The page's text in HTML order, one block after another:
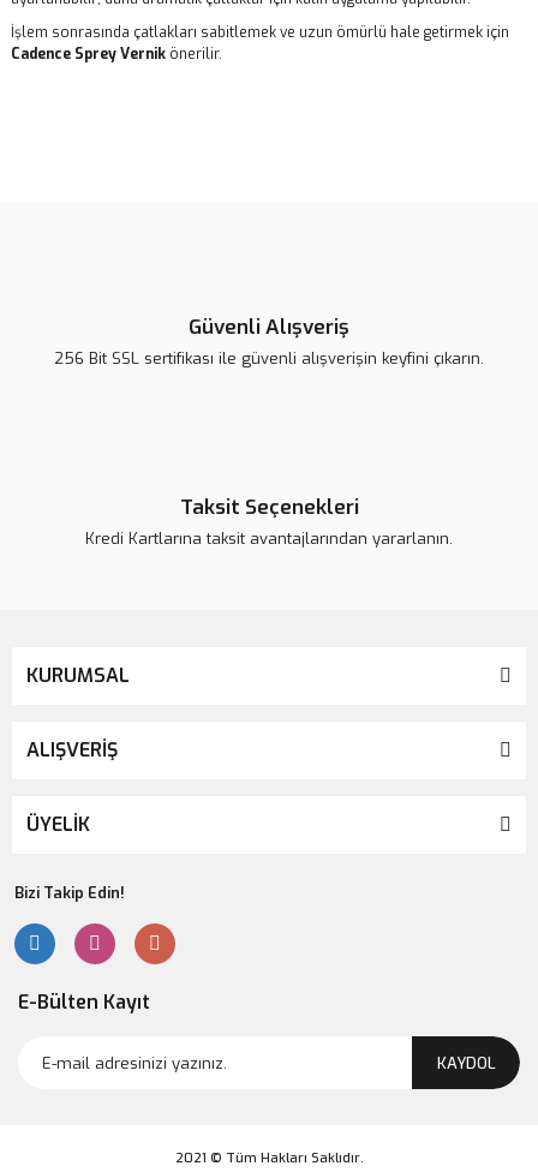
İşlem sonrasında çatlakları sabitlemek ve uzun ömürlü hale getirmek için
Cadence Sprey Vernik önerilir.
Güvenli Alışveriş
256 Bit SSL sertifikası ile güvenli alışverişin keyfini çıkarın.
Taksit Seçenekleri
Kredi Kartlarına taksit avantajlarından yararlanın.
KURUMSAL
ALIŞVERİŞ
ÜYELİK
Bizi Takip Edin!
E-Bülten Kayıt
KAYDOL
2021 © Tüm Hakları Saklıdır.